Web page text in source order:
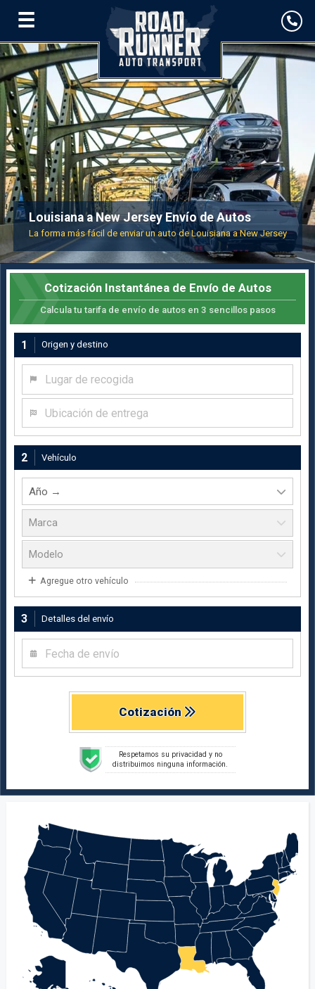
☰
Louisiana a New Jersey Envío de Autos
La forma más fácil de enviar un auto de Louisiana a New Jersey
Cotización Instantánea de Envío de Autos
Calcula tu tarifa de envío de autos en 3 sencillos pasos
1 Origen y destino
2 Vehículo
Agregue otro vehículo
3 Detalles del envío
Cotización
Respetamos su privacidad y no
distribuimos ninguna información.